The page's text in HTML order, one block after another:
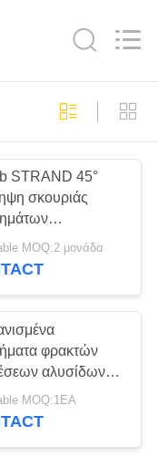
STRAND 45°
σκουριάς
συνδέσεων
βραχιόνων
MOQ:2 μονάδα
φρακτών
αλυσίδων
χρώματος για το
σύστημα
MOQ:1EA